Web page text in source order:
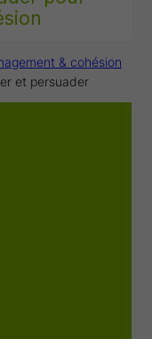
& cohésion
et persuader